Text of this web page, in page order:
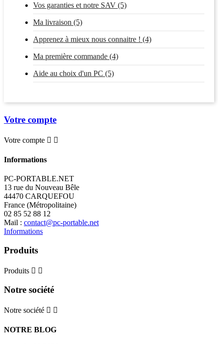
Vos garanties et notre SAV (5)
Ma livraison (5)
Apprenez à mieux nous connaitre ! (4)
Ma première commande (4)
Aide au choix d'un PC (5)
Votre compte
Votre compte  
Informations
PC-PORTABLE.NET
13 rue du Nouveau Bêle
44470 CARQUEFOU
France (Métropolitaine)
02 85 52 88 12
Mail : contact@pc-portable.net
Informations
Produits
Produits  
Notre société
Notre société  
NOTRE BLOG